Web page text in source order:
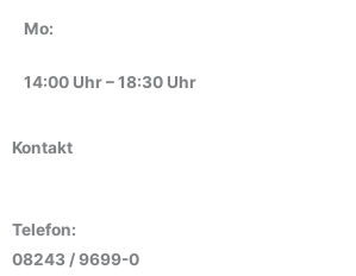
Kontakt
Telefon:
08243 / 9699-0
Mo:
14:00 Uhr – 18:30 Uhr